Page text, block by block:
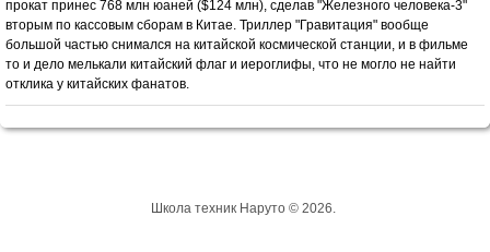
прокат принес 768 млн юаней ($124 млн), сделав "Железного человека-3"
вторым по кассовым сборам в Китае. Триллер "Гравитация" вообще
большой частью снимался на китайской космической станции, и в фильме
то и дело мелькали китайский флаг и иероглифы, что не могло не найти
отклика у китайских фанатов.
Школа техник Наруто © 2026.